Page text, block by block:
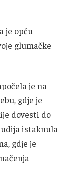
je opću
glumačke
je na
gdje je
dovesti do
istaknula
gdje je